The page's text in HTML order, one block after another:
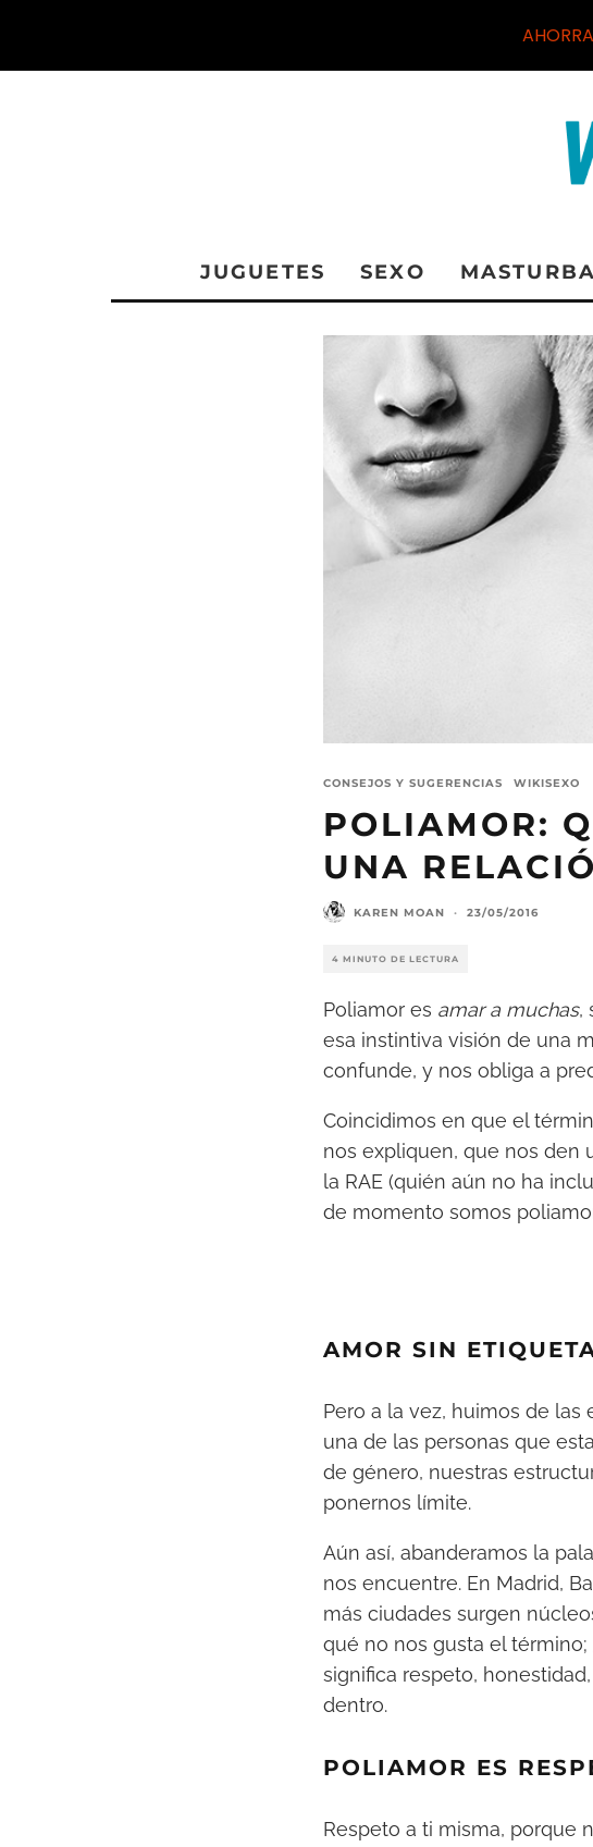
JUGUETES SEXO
CONSEJOS Y SUGERENCIAS WIKISEXO
POLIAMOR:
UNA
KAREN MOAN · 23/05/2016
4 MINUTO DE LECTURA
Poliamor es amar a muchas,
esa instintiva visión de una
confunde, y nos obliga a
Coincidimos en que el
nos expliquen, que nos den
la RAE (quién aún no ha
de momento somos
AMOR SIN
Pero a la vez, huimos de las
una de las personas que
de género, nuestras
ponernos límite.
Aún así, abanderamos la
nos encuentre. En Madrid,
más ciudades surgen
qué no nos gusta el término;
significa respeto,
dentro.
POLIAMOR ES
Respeto a ti misma, porque